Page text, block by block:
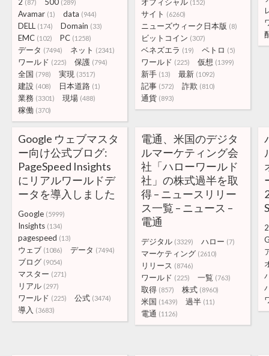
(87) (289)
Avamar (1) data (944)
DELL (174) Domain (33)
EMC (102) PC (1258)
データ (7494) ネット (2341)
ワールド (225) 保護 (794)
全国 (798) 実現 (3517)
建設 (408) 日本道路 (1)
業務 (3301) 現場 (488)
稼働 (370)
(152)
サイト (6260)
ニューズウィーク日本版 (8)
ビットコイン (307)
ベネズエラ (19) ペトロ (5)
ワールド (225) 仮想 (1399)
新手 (13) 最新 (1092)
記事 (572) 詐欺 (810)
通貨 (893)
Google ウェブマスタ
ー向け公式ブログ:
PageSpeed Insights
にリアルワールドデ
ータを導入しました
Google (5999)
Insights (134)
pagespeed (13)
ウェブ (1086) データ (7494)
ブログ (9054)
マスター (271)
リアル (297)
ワールド (225) 公式 (3474)
導入 (3683)
電通、米国のデジタ
ルマーケティング会
社「ハローワールド
社」の株式過半を取
得 – ニュースリリー
ス一覧 – ニュース –
電通
デジタル (3329) ハロー (7)
マーケティング (2610)
リリース (8746)
ワールド (225) 一覧 (763)
取得 (857) 株式 (8960)
米国 (1439) 過半 (11)
電通 (1126)